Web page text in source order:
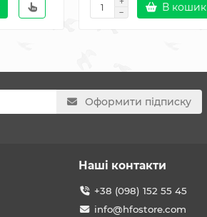
В кошик
Оформити підписку
Наші контакти
+38 (098) 152 55 45
info@hfostore.com